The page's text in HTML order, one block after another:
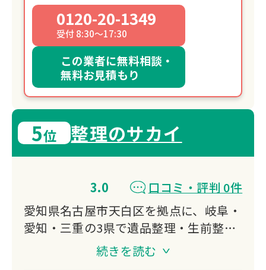
0120-20-1349
受付 8:30～17:30
この業者に無料相談・
無料お見積もり
5位 整理のサカイ
3.0
口コミ・評判 0件
愛知県名古屋市天白区を拠点に、岐阜・
愛知・三重の3県で遺品整理・生前整
理・特殊清掃に対応する「整理のサカ
続きを読む